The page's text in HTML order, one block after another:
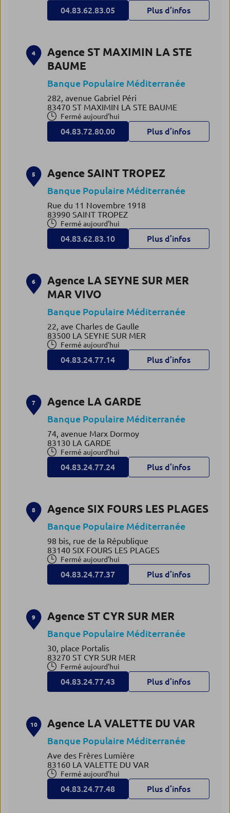
04.83.62.83.05 Plus d’infos
4
Agence ST MAXIMIN LA STE
BAUME
Banque Populaire Méditerranée
282, avenue Gabriel Péri
83470 ST MAXIMIN LA STE BAUME
Fermé aujourd'hui
04.83.72.80.00 Plus d’infos
5 Agence SAINT TROPEZ
Banque Populaire Méditerranée
Rue du 11 Novembre 1918
83990 SAINT TROPEZ
Fermé aujourd'hui
04.83.62.83.10 Plus d’infos
6
Agence LA SEYNE SUR MER
MAR VIVO
Banque Populaire Méditerranée
22, ave Charles de Gaulle
83500 LA SEYNE SUR MER
Fermé aujourd'hui
04.83.24.77.14 Plus d’infos
7 Agence LA GARDE
Banque Populaire Méditerranée
74, avenue Marx Dormoy
83130 LA GARDE
Fermé aujourd'hui
04.83.24.77.24 Plus d’infos
8 Agence SIX FOURS LES PLAGES
Banque Populaire Méditerranée
98 bis, rue de la République
83140 SIX FOURS LES PLAGES
Fermé aujourd'hui
04.83.24.77.37 Plus d’infos
9 Agence ST CYR SUR MER
Banque Populaire Méditerranée
30, place Portalis
83270 ST CYR SUR MER
Fermé aujourd'hui
04.83.24.77.43 Plus d’infos
10 Agence LA VALETTE DU VAR
Banque Populaire Méditerranée
Ave des Frères Lumière
83160 LA VALETTE DU VAR
Fermé aujourd'hui
04.83.24.77.48 Plus d’infos